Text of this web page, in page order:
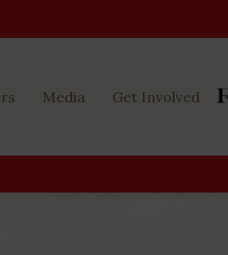
Media Get Involved